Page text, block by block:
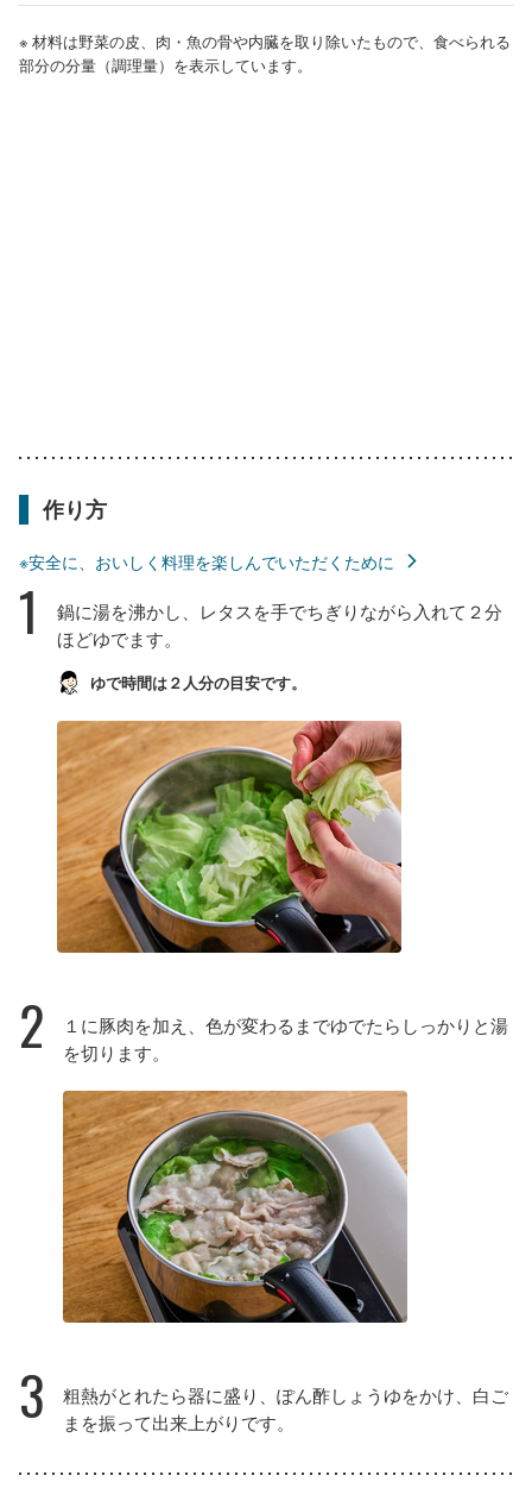
※ 材料は野菜の皮、肉・魚の骨や内臓を取り除いたもので、食べられる
部分の分量（調理量）を表示しています。
作り方
※安全に、おいしく料理を楽しんでいただくために
1
鍋に湯を沸かし、レタスを手でちぎりながら入れて２分
ほどゆでます。
ゆで時間は２人分の目安です。
2
１に豚肉を加え、色が変わるまでゆでたらしっかりと湯
を切ります。
3
粗熱がとれたら器に盛り、ぽん酢しょうゆをかけ、白ご
まを振って出来上がりです。